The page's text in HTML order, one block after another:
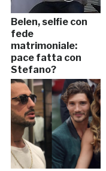
Belen, selfie con
fede
matrimoniale:
pace fatta con
Stefano?